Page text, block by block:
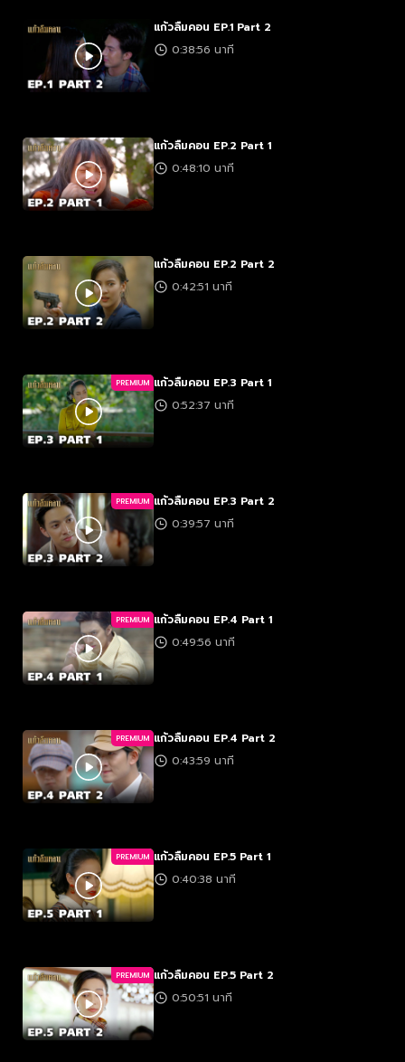
แก้วลืมคอน EP.1 Part 2
0:38:56 นาที
แก้วลืมคอน EP.2 Part 1
0:48:10 นาที
แก้วลืมคอน EP.2 Part 2
0:42:51 นาที
PREMIUM แก้วลืมคอน EP.3 Part 1
0:52:37 นาที
PREMIUM แก้วลืมคอน EP.3 Part 2
0:39:57 นาที
PREMIUM แก้วลืมคอน EP.4 Part 1
0:49:56 นาที
PREMIUM แก้วลืมคอน EP.4 Part 2
0:43:59 นาที
PREMIUM แก้วลืมคอน EP.5 Part 1
0:40:38 นาที
PREMIUM แก้วลืมคอน EP.5 Part 2
0:50:51 นาที